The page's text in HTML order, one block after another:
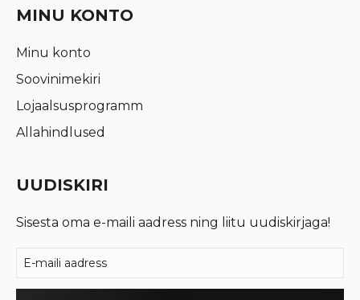
MINU KONTO
Minu konto
Soovinimekiri
Lojaalsusprogramm
Allahindlused
UUDISKIRI
Sisesta oma e-maili aadress ning liitu uudiskirjaga!